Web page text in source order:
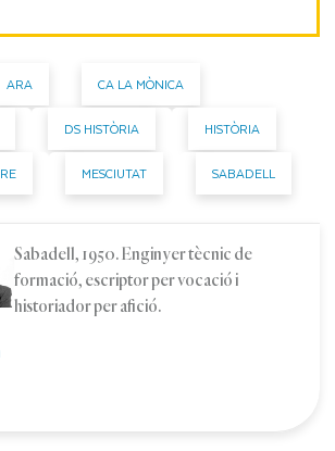
ARA CA LA MÒNICA
DS HISTÒRIA HISTÒRIA
MESCIUTAT SABADELL
Sabadell, 1950. Enginyer tècnic de
formació, escriptor per vocació i
historiador per afició.